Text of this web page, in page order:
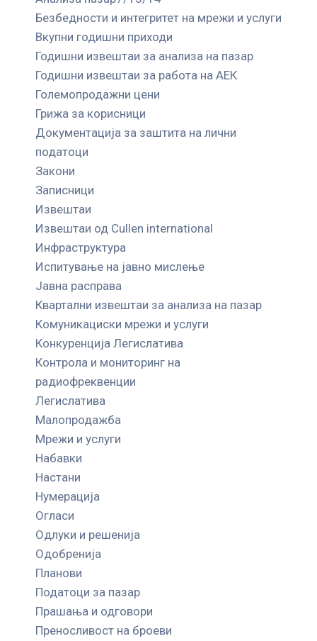
Безбедности и интегритет на мрежи и услуги
Вкупни годишни приходи
Годишни извештаи за анализа на пазар
Годишни извештаи за работа на АЕК
Големопродажни цени
Грижа за корисници
Документација за заштита на лични
податоци
Закони
Записници
Извештаи
Извештаи од Cullen international
Инфраструктура
Испитување на јавно мислење
Јавна расправа
Квартални извештаи за анализа на пазар
Комуникациски мрежи и услуги
Конкуренција Легислатива
Контрола и мониторинг на
радиофреквенции
Легислатива
Малопродажба
Мрежи и услуги
Набавки
Настани
Нумерација
Огласи
Одлуки и решенија
Одобренија
Планови
Податоци за пазар
Прашања и одговори
Преносливост на броеви